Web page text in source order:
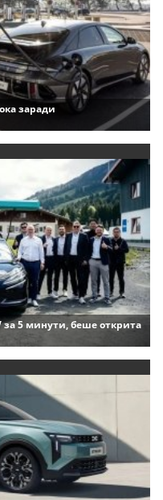
заради
за 5 минути, беше открита